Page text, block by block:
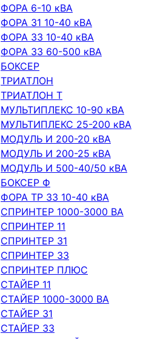
ФОРА 6-10 кВА
ФОРА 31 10-40 кВА
ФОРА 33 10-40 кВА
ФОРА 33 60-500 кВА
БОКСЕР
ТРИАТЛОН
ТРИАТЛОН Т
МУЛЬТИПЛЕКС 10-90 кВА
МУЛЬТИПЛЕКС 25-200 кВА
МОДУЛЬ И 200-20 кВА
МОДУЛЬ И 200-25 кВА
МОДУЛЬ И 500-40/50 кВА
БОКСЕР Ф
ФОРА ТР 33 10-40 кВА
СПРИНТЕР 1000-3000 ВА
СПРИНТЕР 11
СПРИНТЕР 31
СПРИНТЕР 33
СПРИНТЕР ПЛЮС
СТАЙЕР 11
СТАЙЕР 1000-3000 ВА
СТАЙЕР 31
СТАЙЕР 33